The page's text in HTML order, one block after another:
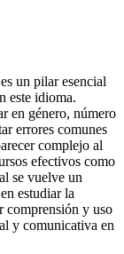
es un pilar esencial
este idioma.
en género, número
errores comunes
complejo al
efectivos como
se vuelve un
estudiar la
comprensión y uso
y comunicativa en